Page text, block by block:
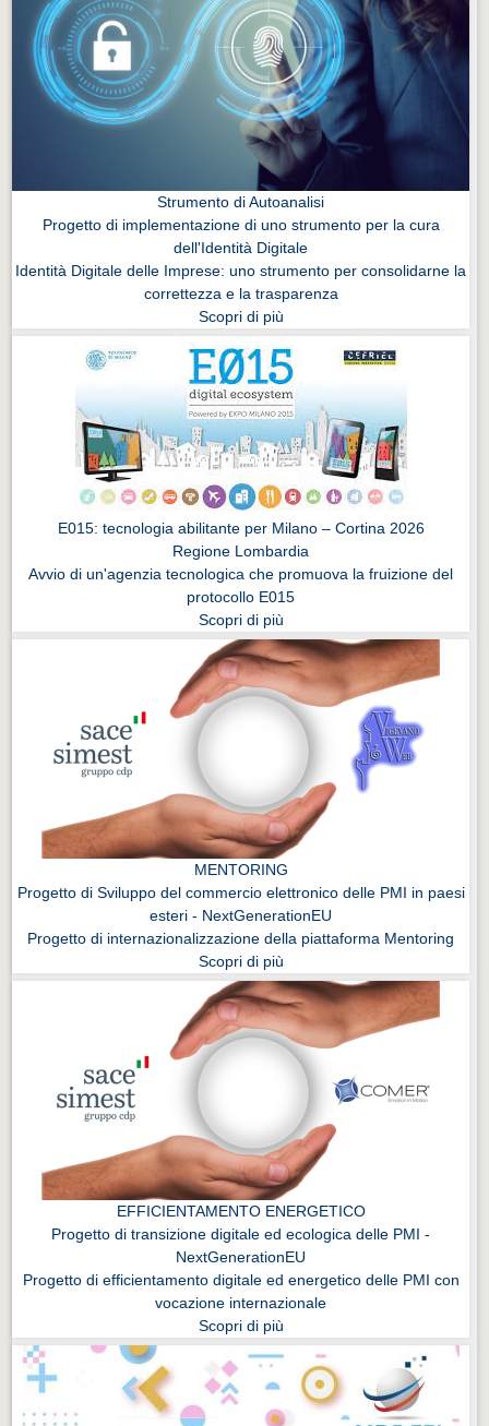
Strumento di Autoanalisi
Progetto di implementazione di uno strumento per la cura
dell'Identità Digitale
Identità Digitale delle Imprese: uno strumento per consolidarne la
correttezza e la trasparenza
Scopri di più
E015: tecnologia abilitante per Milano – Cortina 2026
Regione Lombardia
Avvio di un'agenzia tecnologica che promuova la fruizione del
protocollo E015
Scopri di più
MENTORING
Progetto di Sviluppo del commercio elettronico delle PMI in paesi
esteri - NextGenerationEU
Progetto di internazionalizzazione della piattaforma Mentoring
Scopri di più
EFFICIENTAMENTO ENERGETICO
Progetto di transizione digitale ed ecologica delle PMI -
NextGenerationEU
Progetto di efficientamento digitale ed energetico delle PMI con
vocazione internazionale
Scopri di più